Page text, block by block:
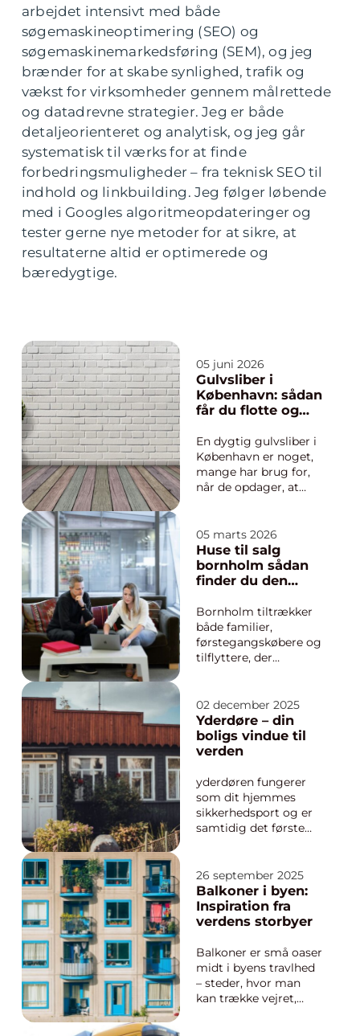
arbejdet intensivt med både
søgemaskineoptimering (SEO) og
søgemaskinemarkedsføring (SEM), og jeg
brænder for at skabe synlighed, trafik og
vækst for virksomheder gennem målrettede
og datadrevne strategier. Jeg er både
detaljeorienteret og analytisk, og jeg går
systematisk til værks for at finde
forbedringsmuligheder – fra teknisk SEO til
indhold og linkbuilding. Jeg følger løbende
med i Googles algoritmeopdateringer og
tester gerne nye metoder for at sikre, at
resultaterne altid er optimerede og
bæredygtige.
05 juni 2026
Gulvsliber i
København: sådan
får du flotte og
En dygtig gulvsliber i
København er noget,
mange har brug for,
når de opdager, at
fulde af ridser. Når
gulvet først begynder
at se træt ud, kan en
professionel
05 marts 2026
Huse til salg
bornholm sådan
finder du den
solskinsøen
Bornholm tiltrækker
både familier,
førstegangskøbere og
tilflyttere, der
stærkt lokalsamfund.
Flere og flere søger
efter huse til salg
bornholm, og
har sin helt egen
rytme og struktur.
Her f...
02 december 2025
Yderdøre – din
boligs vindue til
verden
yderdøren fungerer
som dit hjemmes
sikkerhedsport og er
samtidig det første
en kritisk barriere
mellem det private
hjem og den ydre
verden, samtidig med
26 september 2025
Balkoner i byen:
Inspiration fra
verdens storbyer
Balkoner er små oaser
midt i byens travlhed
– steder, hvor man
kan trække vejret,